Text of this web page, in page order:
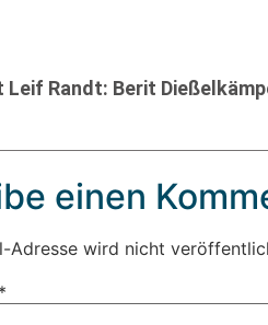
Leif Randt: Berit
einen
Adresse wird nicht
*